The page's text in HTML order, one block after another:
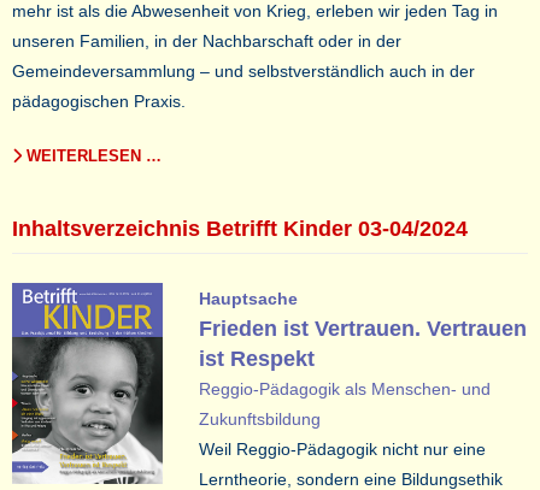
mehr ist als die Abwesenheit von Krieg, erleben wir jeden Tag in
unseren Familien, in der Nachbarschaft oder in der
Gemeindeversammlung – und selbstverständlich auch in der
pädagogischen Praxis.
WEITERLESEN …
Inhaltsverzeichnis Betrifft Kinder 03-04/2024
Hauptsache
Frieden ist Vertrauen. Vertrauen
ist Respekt
Reggio-Pädagogik als Menschen- und
Zukunftsbildung
Weil Reggio-Pädagogik nicht nur eine
Lerntheorie, sondern eine Bildungsethik